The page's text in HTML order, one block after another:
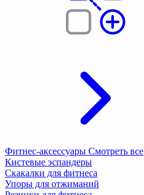
Фитнес-аксессуары Смотреть все
Кистевые эспандеры
Скакалки для фитнеса
Упоры для отжиманий